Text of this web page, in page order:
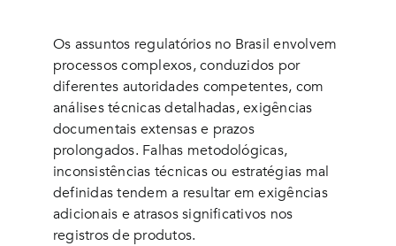
Os assuntos regulatórios no Brasil envolvem
processos complexos, conduzidos por
diferentes autoridades competentes, com
análises técnicas detalhadas, exigências
documentais extensas e prazos
prolongados. Falhas metodológicas,
inconsistências técnicas ou estratégias mal
definidas tendem a resultar em exigências
adicionais e atrasos significativos nos
registros de produtos.